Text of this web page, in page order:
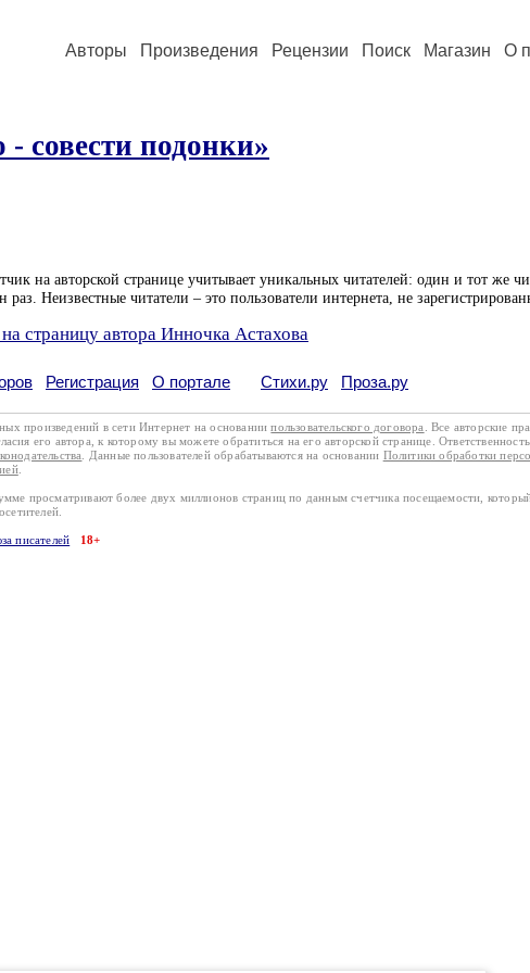
Авторы Произведения Рецензии Поиск Магазин О
совести подонки»
на авторской странице учитывает уникальных читателей: один и тот же
Неизвестные читатели – это пользователи интернета, не
страницу автора Инночка Астахова
Регистрация О портале Стихи.ру Проза.ру
произведений в сети Интернет на основаниипользовательского договора
. Все авторские
его автора, к которому вы можете обратиться на его авторской странице.
. Данные пользователей обрабатываются на основании Политики обработки
.
просматривают более двух миллионов страниц по данным счетчика посещаемости,
писателей 18+